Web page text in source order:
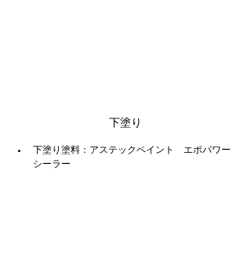
下塗り
下塗り塗料：アステックペイント　エポパワー
シーラー